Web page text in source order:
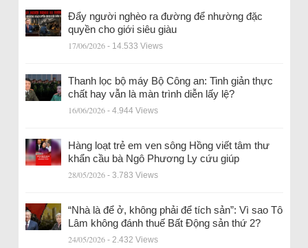
Đẩy người nghèo ra đường để nhường đặc
quyền cho giới siêu giàu
17/06/2026 - 14.533 Views
Thanh lọc bộ máy Bộ Công an: Tinh giản thực
chất hay vẫn là màn trình diễn lấy lệ?
16/06/2026 - 4.944 Views
Hàng loạt trẻ em ven sông Hồng viết tâm thư
khẩn cầu bà Ngô Phương Ly cứu giúp
28/05/2026 - 3.783 Views
“Nhà là để ở, không phải để tích sản”: Vì sao Tô
Lâm không đánh thuế Bất Động sản thứ 2?
24/05/2026 - 2.432 Views